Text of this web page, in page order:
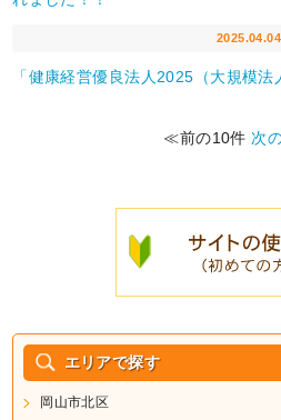
2025.04.04
「健康経営優良法人2025（大規模
≪前の10件 次
エリアで探す
岡山市北区